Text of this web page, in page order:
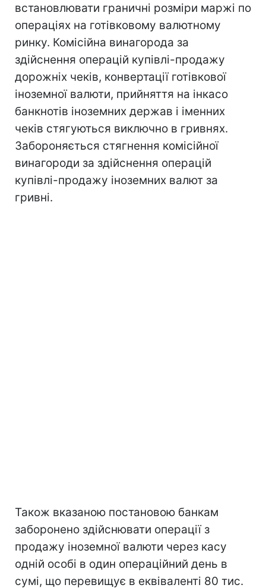
встановлювати граничні розміри маржі по
операціях на готівковому валютному
ринку. Комісійна винагорода за
здійснення операцій купівлі-продажу
дорожніх чеків, конвертації готівкової
іноземної валюти, прийняття на інкасо
банкнотів іноземних держав і іменних
чеків стягуються виключно в гривнях.
Забороняється стягнення комісійної
винагороди за здійснення операцій
купівлі-продажу іноземних валют за
гривні.
Також вказаною постановою банкам
заборонено здійснювати операції з
продажу іноземної валюти через касу
одній особі в один операційний день в
сумі, що перевищує в еквіваленті 80 тис.